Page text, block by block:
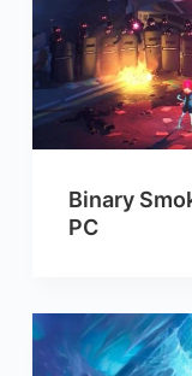
Binary
PC